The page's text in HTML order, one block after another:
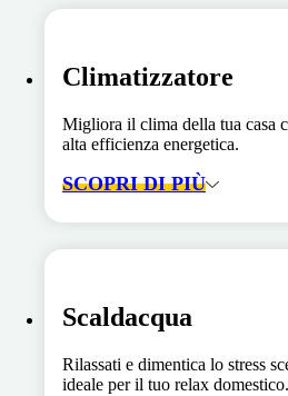
Climatizzatore
Migliora il clima della tua casa
alta efficienza energetica.
SCOPRI DI PIÙ
Scaldacqua
Rilassati e dimentica lo stress
ideale per il tuo relax domestico.